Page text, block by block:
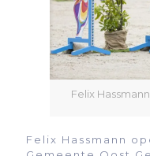
Felix
Felix Hassmann